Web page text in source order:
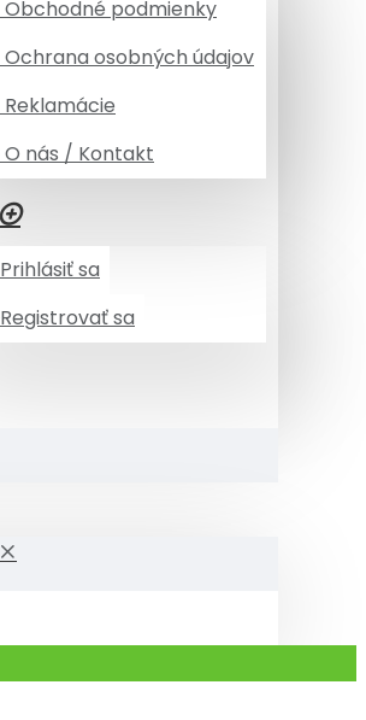
Obchodné podmienky
Ochrana osobných údajov
Reklamácie
O nás / Kontakt
Prihlásiť sa
Registrovať sa